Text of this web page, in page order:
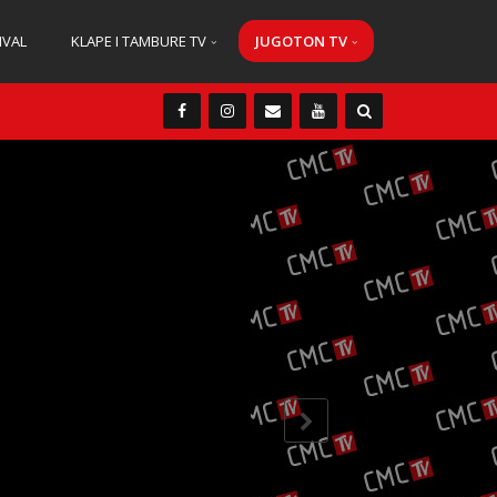
KLAPE I TAMBURE TV JUGOTON TV